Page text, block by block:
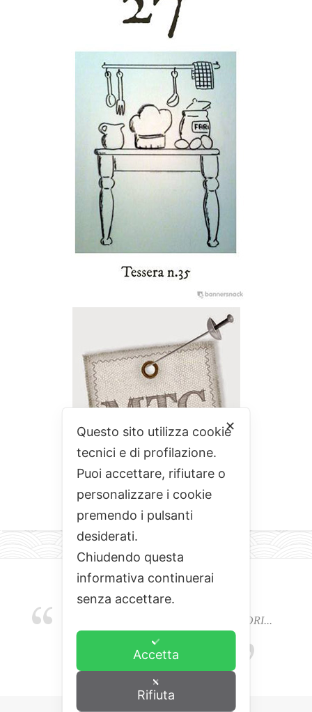
EMOZIONI, COLORI, ODORI E SAPORI...
L'ALCHIMIA DEL BUON CIBO
✕
Questo sito utilizza cookie
tecnici e di profilazione.
Puoi accettare, rifiutare o
personalizzare i cookie
premendo i pulsanti
desiderati.
Chiudendo questa
informativa continuerai
senza accettare.
Accetta
Rifiuta